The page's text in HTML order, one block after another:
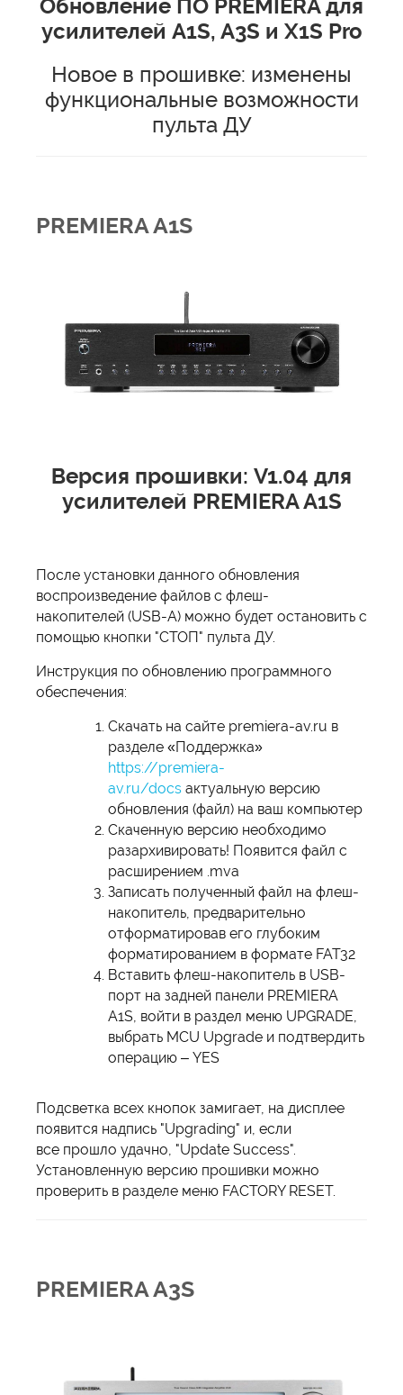
Обновление ПО PREMIERA для
усилителей A1S, A3S и X1S Pro
Новое в прошивке: изменены
функциональные возможности
пульта ДУ
PREMIERA A1S
Версия прошивки: V1.04 для
усилителей PREMIERA A1S
После установки данного обновления
воспроизведение файлов с флеш-
накопителей (USB-A) можно будет остановить с
помощью кнопки "СТОП" пульта ДУ.
Инструкция по обновлению программного
обеспечения:
Скачать на сайте premiera-av.ru в
разделе «Поддержка»
https://premiera-
av.ru/docs актуальную версию
обновления (файл) на ваш компьютер
Скаченную версию необходимо
разархивировать! Появится файл с
расширением .mva
Записать полученный файл на флеш-
накопитель, предварительно
отформатировав его глубоким
форматированием в формате FAT32
Вставить флеш-накопитель в USB-
порт на задней панели PREMIERA
A1S, войти в раздел меню UPGRADE,
выбрать MCU Upgrade и подтвердить
операцию – YES
Подсветка всех кнопок замигает, на дисплее
появится надпись "Upgrading" и, если
все прошло удачно, "Update Success".
Установленную версию прошивки можно
проверить в разделе меню FACTORY RESET.
PREMIERA A3S